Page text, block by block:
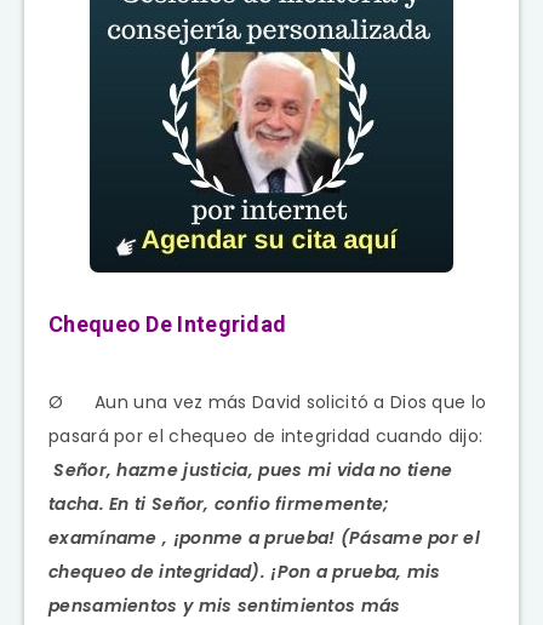
Chequeo De Integridad
Ø Aun una vez más David solicitó a Dios que lo
pasará por el chequeo de integridad cuando dijo:
Señor, hazme justicia, pues mi vida no tiene
tacha. En ti Señor, confio firmemente;
examíname , ¡ponme a prueba! (Pásame por el
chequeo de integridad). ¡Pon a prueba, mis
pensamientos y mis sentimientos más